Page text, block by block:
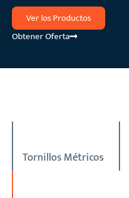
Ver los Productos
Obtener Oferta
Tornillos Métricos